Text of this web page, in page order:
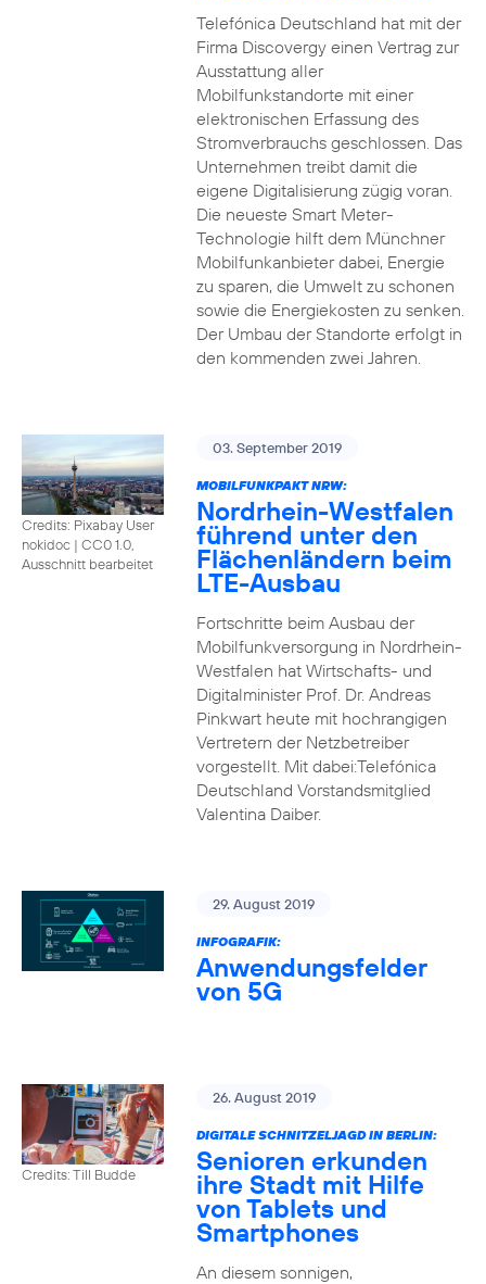
Telefónica Deutschland hat mit der
Firma Discovergy einen Vertrag zur
Ausstattung aller
Mobilfunkstandorte mit einer
elektronischen Erfassung des
Stromverbrauchs geschlossen. Das
Unternehmen treibt damit die
eigene Digitalisierung zügig voran.
Die neueste Smart Meter-
Technologie hilft dem Münchner
Mobilfunkanbieter dabei, Energie
zu sparen, die Umwelt zu schonen
sowie die Energiekosten zu senken.
Der Umbau der Standorte erfolgt in
den kommenden zwei Jahren.
Credits: Pixabay User
nokidoc | CC0 1.0,
Ausschnitt bearbeitet
03. September 2019
MOBILFUNKPAKT NRW:
Nordrhein-Westfalen
führend unter den
Flächenländern beim
LTE-Ausbau
Fortschritte beim Ausbau der
Mobilfunkversorgung in Nordrhein-
Westfalen hat Wirtschafts- und
Digitalminister Prof. Dr. Andreas
Pinkwart heute mit hochrangigen
Vertretern der Netzbetreiber
vorgestellt. Mit dabei:Telefónica
Deutschland Vorstandsmitglied
Valentina Daiber.
29. August 2019
INFOGRAFIK:
Anwendungsfelder
von 5G
Credits: Till Budde
26. August 2019
DIGITALE SCHNITZELJAGD IN BERLIN:
Senioren erkunden
ihre Stadt mit Hilfe
von Tablets und
Smartphones
An diesem sonnigen,